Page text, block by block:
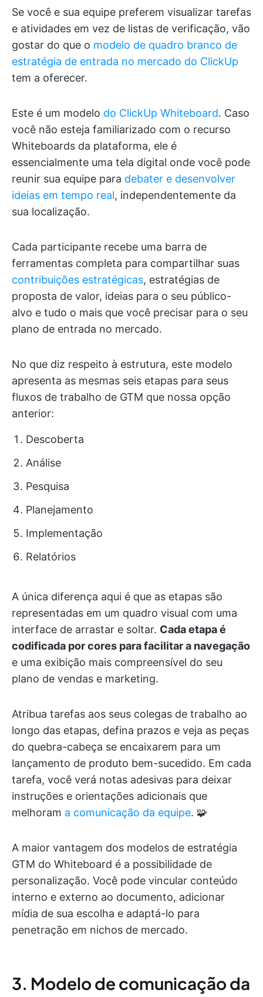
Se você e sua equipe preferem visualizar tarefas
e atividades em vez de listas de verificação, vão
gostar do que o modelo de quadro branco de
estratégia de entrada no mercado do ClickUp
tem a oferecer.
Este é um modelo do ClickUp Whiteboard. Caso
você não esteja familiarizado com o recurso
Whiteboards da plataforma, ele é
essencialmente uma tela digital onde você pode
reunir sua equipe para debater e desenvolver
ideias em tempo real, independentemente da
sua localização.
Cada participante recebe uma barra de
ferramentas completa para compartilhar suas
contribuições estratégicas, estratégias de
proposta de valor, ideias para o seu público-
alvo e tudo o mais que você precisar para o seu
plano de entrada no mercado.
No que diz respeito à estrutura, este modelo
apresenta as mesmas seis etapas para seus
fluxos de trabalho de GTM que nossa opção
anterior:
Descoberta
Análise
Pesquisa
Planejamento
Implementação
Relatórios
A única diferença aqui é que as etapas são
representadas em um quadro visual com uma
interface de arrastar e soltar. Cada etapa é
codificada por cores para facilitar a navegação
e uma exibição mais compreensível do seu
plano de vendas e marketing.
Atribua tarefas aos seus colegas de trabalho ao
longo das etapas, defina prazos e veja as peças
do quebra-cabeça se encaixarem para um
lançamento de produto bem-sucedido. Em cada
tarefa, você verá notas adesivas para deixar
instruções e orientações adicionais que
melhoram a comunicação da equipe. 🧩
A maior vantagem dos modelos de estratégia
GTM do Whiteboard é a possibilidade de
personalização. Você pode vincular conteúdo
interno e externo ao documento, adicionar
mídia de sua escolha e adaptá-lo para
penetração em nichos de mercado.
3. Modelo de comunicação da